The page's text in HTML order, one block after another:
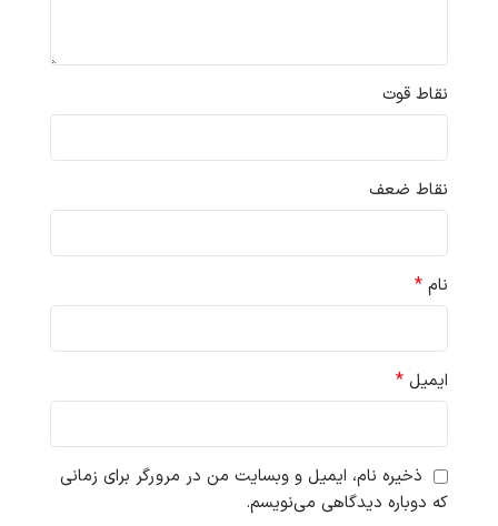
نقاط قوت
نقاط ضعف
نام *
ایمیل *
ذخیره نام، ایمیل و وبسایت من در مرورگر برای زمانی
که دوباره دیدگاهی می‌نویسم.